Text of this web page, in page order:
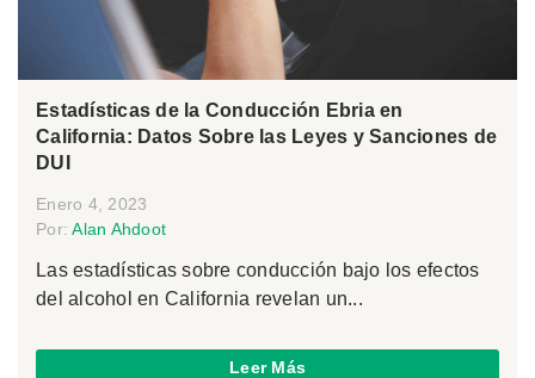
Estadísticas de la Conducción Ebria en
California: Datos Sobre las Leyes y Sanciones de
DUI
Enero 4, 2023
Por:Alan Ahdoot
Las estadísticas sobre conducción bajo los efectos
del alcohol en California revelan un...
Leer Más